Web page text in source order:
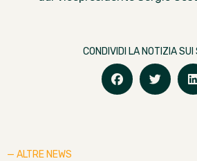
CONDIVIDI LA NOTIZIA SUI
— ALTRE NEWS